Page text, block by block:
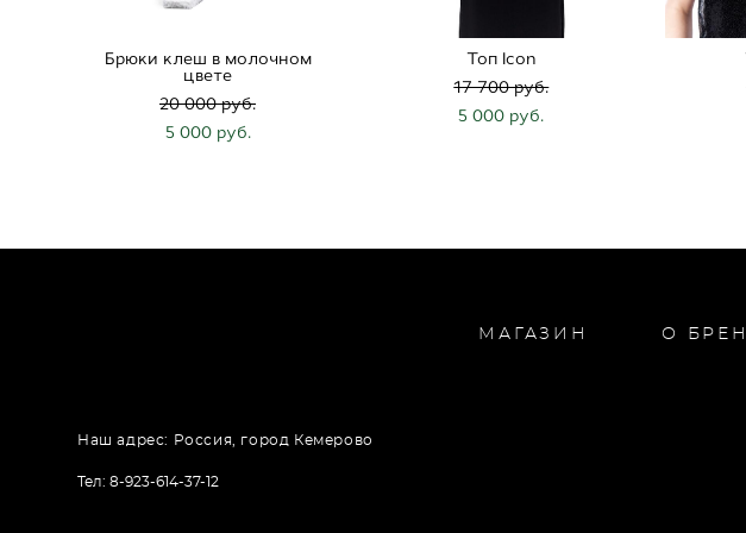
Брюки клеш в молочном
цвете
20 000 pуб.
5 000 pуб.
Топ Icon
17 700 pуб.
5 000 pуб.
МАГАЗИН О
Наш адрес: Россия, город Кемерово
Тел: 8-923-614-37-12